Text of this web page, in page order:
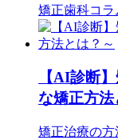
矯正歯科コラ
【AI診断
な矯正方法
矯正治療の方